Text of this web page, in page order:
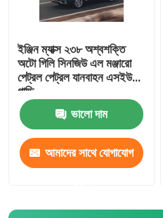
ইঞ্জিন ম্যাক্স ২৩৮ অশ্বশক্তি
অটো গিলি সিনজিউ এল মঞ্জারো
পেট্রল পেট্রল যানবাহন এসইউভি
গাড়ি
ভালো দাম
আমাদের সাথে যোগাযোগ